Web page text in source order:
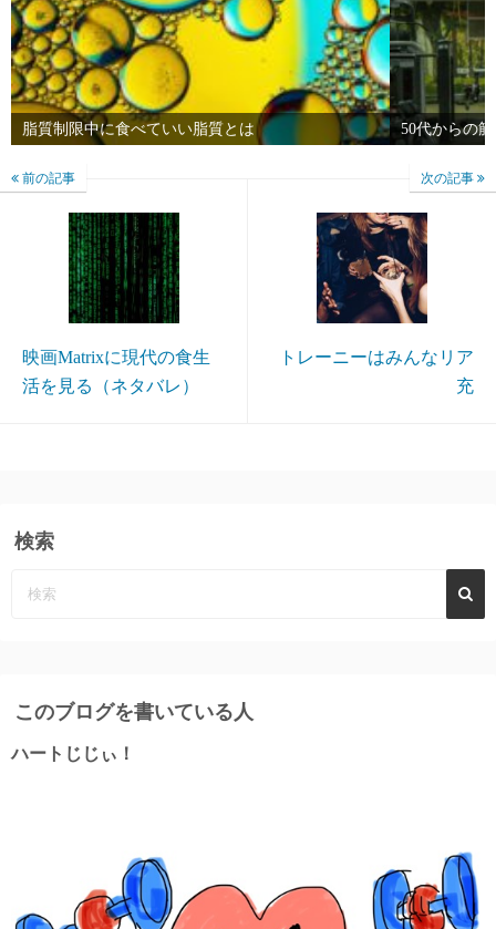
脂質制限中に食べていい脂質とは 50代からの
前の記事
映画Matrixに現代の食生
活を見る（ネタバレ）
次の記事
トレーニーはみんなリア
充
検索
このブログを書いている人
ハートじじぃ！